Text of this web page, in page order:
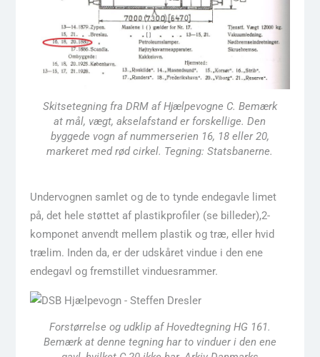
Skitsetegning fra DRM af Hjælpevogne C. Bemærk
at mål, vægt, akselafstand er forskellige. Den
byggede vogn af nummerserien 16, 18 eller 20,
markeret med rød cirkel. Tegning: Statsbanerne.
Undervognen samlet og de to tynde endegavle limet
på, det hele støttet af plastikprofiler (se billeder),2-
komponet anvendt mellem plastik og træ, eller hvid
trælim. Inden da, er der udskåret vindue i den ene
endegavl og fremstillet vinduesrammer.
Forstørrelse og udklip af Hovedtegning HG 161.
Bemærk at denne tegning har to vinduer i den ene